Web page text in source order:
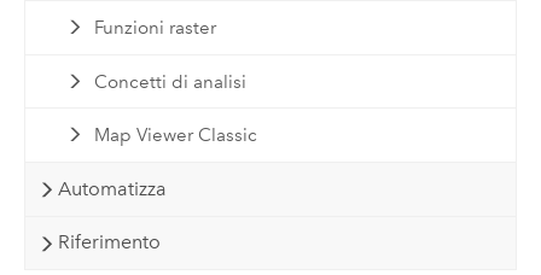
Funzioni raster
Concetti di analisi
Map Viewer Classic
Automatizza
Riferimento